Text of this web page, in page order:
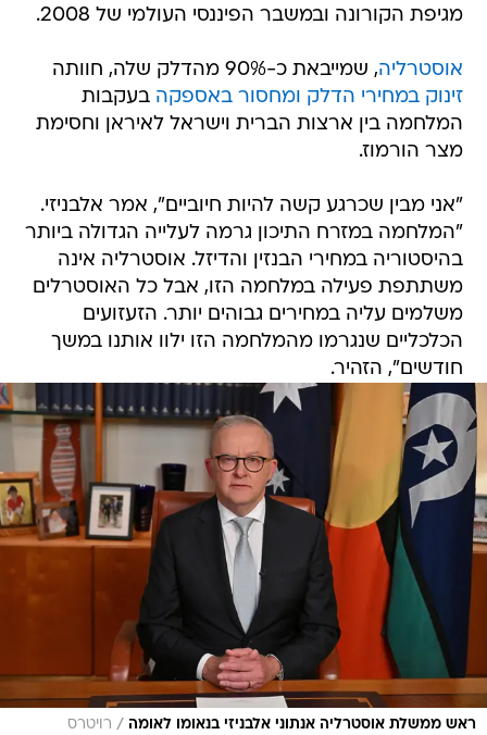
מגיפת הקורונה ובמשבר הפיננסי העולמי של 2008.
אוסטרליה, שמייבאת כ-90% מהדלק שלה, חוותה
זינוק במחירי הדלק ומחסור באספקה בעקבות
המלחמה בין ארצות הברית וישראל לאיראן וחסימת
מצר הורמוז.
"אני מבין שכרגע קשה להיות חיוביים", אמר אלבניזי.
"המלחמה במזרח התיכון גרמה לעלייה הגדולה ביותר
בהיסטוריה במחירי הבנזין והדיזל. אוסטרליה אינה
משתתפת פעילה במלחמה הזו, אבל כל האוסטרלים
משלמים עליה במחירים גבוהים יותר. הזעזועים
הכלכליים שנגרמו מהמלחמה הזו ילוו אותנו במשך
חודשים", הזהיר.
ראש ממשלת אוסטרליה אנתוני אלבניזי בנאומו לאומה / רויטרס